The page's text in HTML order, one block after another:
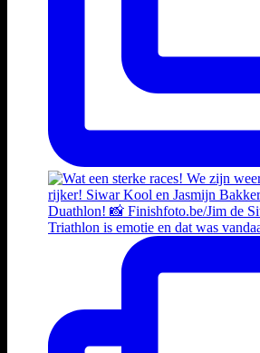
Triathlon is emotie en dat was